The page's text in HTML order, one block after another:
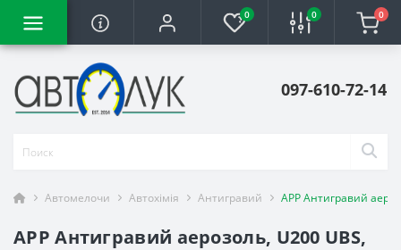
0 0 0
097-610-72-14
Автомелочи Автохімія Антигравий APP Антигравий
APP Антигравий аерозоль, U200 UBS,